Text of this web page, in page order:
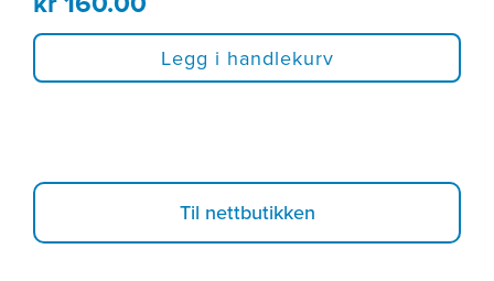
Legg i handlekurv
Til nettbutikken